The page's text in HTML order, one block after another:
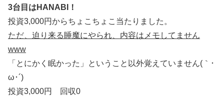
3台目はHANABI！
投資3,000円からちょこちょこ当たりました。
ただ、迫り来る睡魔にやられ、内容はメモしてません
www
「とにかく眠かった」ということ以外覚えていません(｀･
ω･´)
投資3,000円 回収0